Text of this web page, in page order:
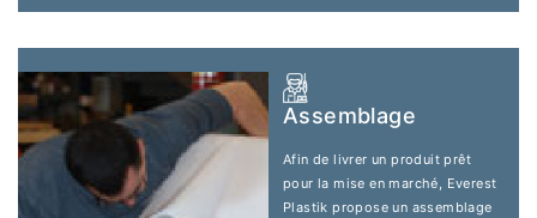
Assemblage
Afin de livrer un produit prêt
pour la mise en marché, Everest
Plastik propose un assemblage